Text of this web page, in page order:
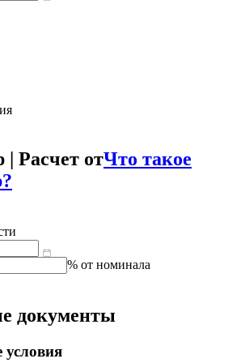
| Расчет отЧто такое
% от номинала
документы